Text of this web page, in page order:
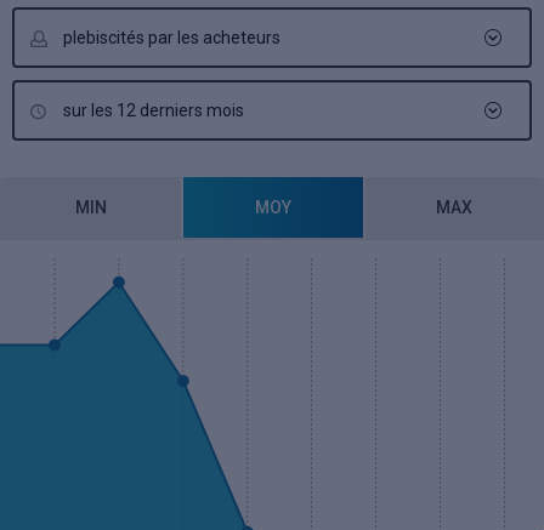
plebiscités par les acheteurs
sur les 12 derniers mois
MIN MOY MAX